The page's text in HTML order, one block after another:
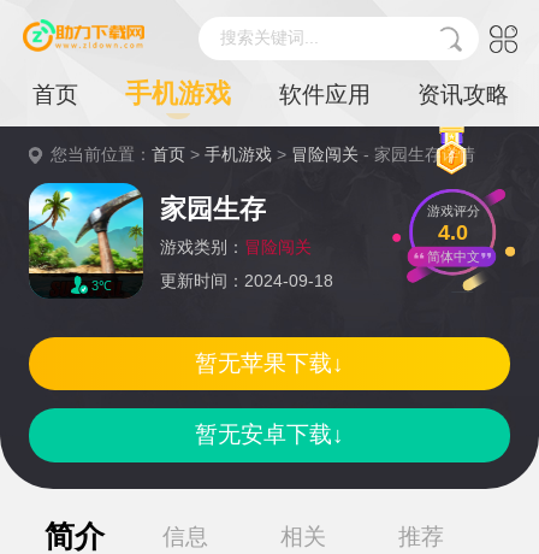
搜索关键词...
首页 手机游戏 软件应用 资讯攻略
您当前位置：首页 >手机游戏 > 冒险闯关 - 家园生存详情
3℃
家园生存
游戏类别： 冒险闯关
更新时间：2024-09-18
游戏评分
4.0
简体中文
暂无安卓下载↓
暂无苹果下载↓
简介 信息 相关 推荐